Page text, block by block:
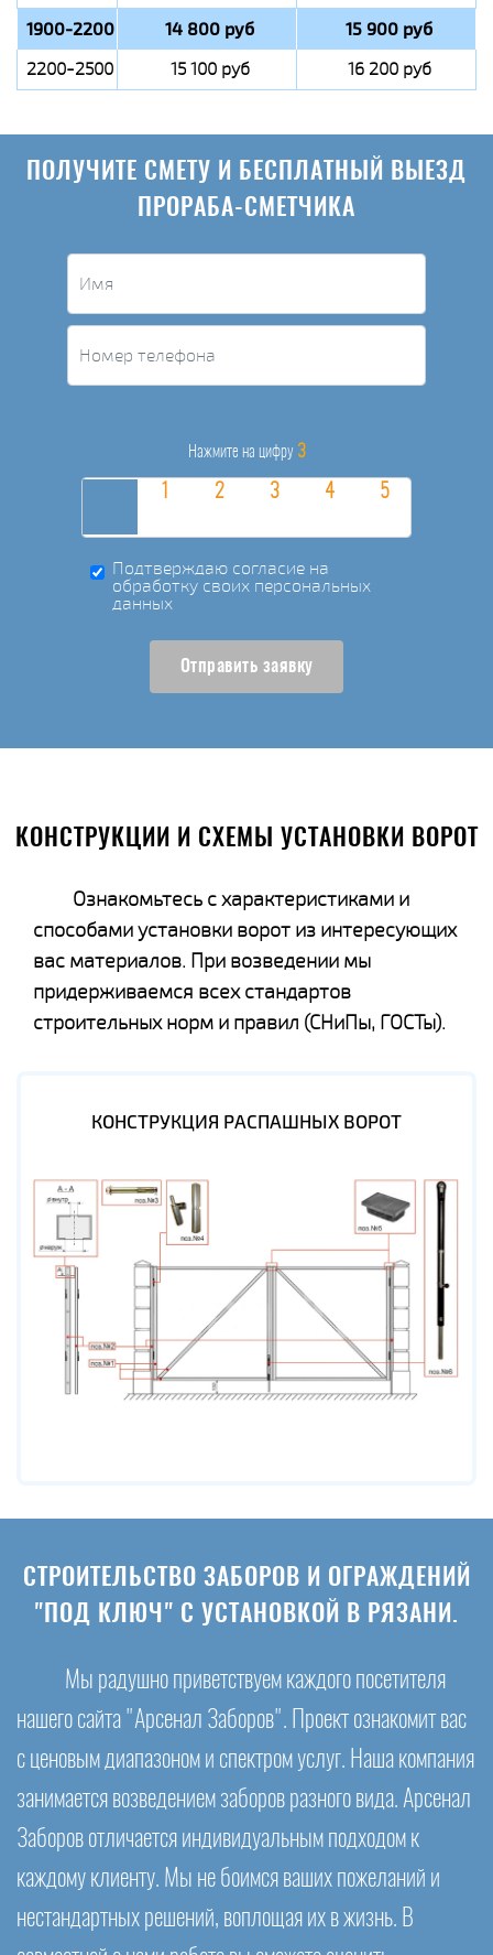
1900-2200 14 800 руб 15 900 руб
2200-2500 15 100 руб 16 200 руб
ПОЛУЧИТЕ СМЕТУ И БЕСПЛАТНЫЙ ВЫЕЗД
ПРОРАБА-СМЕТЧИКА
Нажмите на цифру 3
Подтверждаю согласие на
обработку своих персональных
данных
Отправить заявку
КОНСТРУКЦИИ И СХЕМЫ УСТАНОВКИ ВОРОТ
Ознакомьтесь с характеристиками и
способами установки ворот из интересующих
вас материалов. При возведении мы
придерживаемся всех стандартов
строительных норм и правил (СНиПы, ГОСТы).
КОНСТРУКЦИЯ РАСПАШНЫХ ВОРОТ
СТРОИТЕЛЬСТВО ЗАБОРОВ И ОГРАЖДЕНИЙ
"ПОД КЛЮЧ" С УСТАНОВКОЙ В РЯЗАНИ.
Мы радушно приветствуем каждого посетителя
нашего сайта "Арсенал Заборов". Проект ознакомит вас
с ценовым диапазоном и спектром услуг. Наша компания
занимается возведением заборов разного вида. Арсенал
Заборов отличается индивидуальным подходом к
каждому клиенту. Мы не боимся ваших пожеланий и
нестандартных решений, воплощая их в жизнь. В